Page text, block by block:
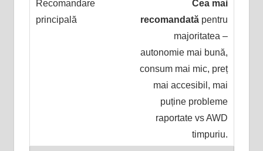
Cea mai
recomandatăpentru
majoritatea –
autonomie mai bună,
consum mai mic, preț
mai accesibil, mai
puține probleme
raportate vs AWD
timpuriu.